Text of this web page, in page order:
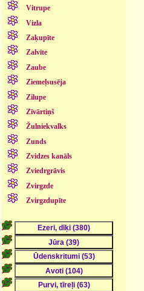
Vitrupe
Vizla
Zaķupīte
Zalvīte
Zaube
Ziemeļsusēja
Zilupe
Zīvārtiņš
Žulniekvalks
Zunds
Zvidzes kanāls
Zviedrgrāvis
Zvirgzde
Zvirgzdupīte